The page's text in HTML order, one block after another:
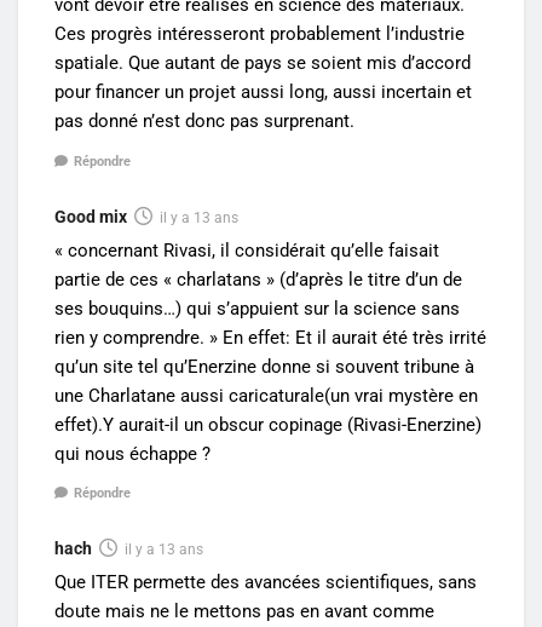
vont devoir être réalisés en science des matériaux.
Ces progrès intéresseront probablement l’industrie
spatiale. Que autant de pays se soient mis d’accord
pour financer un projet aussi long, aussi incertain et
pas donné n’est donc pas surprenant.
Répondre
Good mix il y a 13 ans
« concernant Rivasi, il considérait qu’elle faisait
partie de ces « charlatans » (d’après le titre d’un de
ses bouquins…) qui s’appuient sur la science sans
rien y comprendre. » En effet: Et il aurait été très irrité
qu’un site tel qu’Enerzine donne si souvent tribune à
une Charlatane aussi caricaturale(un vrai mystère en
effet).Y aurait-il un obscur copinage (Rivasi-Enerzine)
qui nous échappe ?
Répondre
hach il y a 13 ans
Que ITER permette des avancées scientifiques, sans
doute mais ne le mettons pas en avant comme